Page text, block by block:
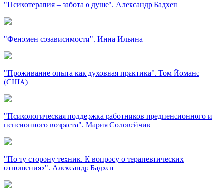
"Психотерапия – забота о душе". Александр Бадхен
"Феномен созависимости". Инна Ильина
"Проживание опыта как духовная практика". Том Йоманс
(США)
"Психологическая поддержка работников предпенсионного и
пенсионного возраста". Мария Соловейчик
"По ту сторону техник. К вопросу о терапевтических
отношениях". Александр Бадхен